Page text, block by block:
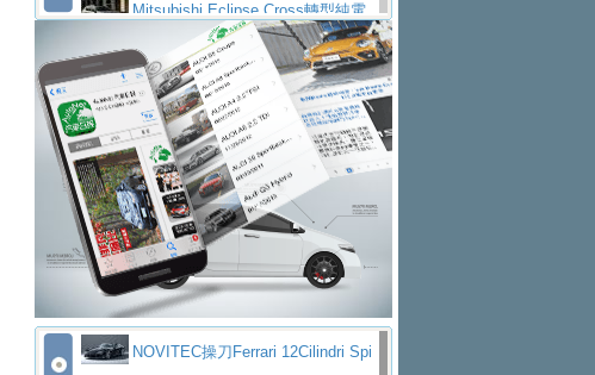
ntis四品牌經銷權，全新多品牌旗艦展示中
心開幕啟用
屏東特搜大隊再添新利器 SITRAK
救助器材車買氣不衰、SUZUKI經銷商勇於開啟
全新大店，新北都鈴木占地500坪土城旗艦
展示中心開幕
2025第七屆ISUZU運轉職人挑戰賽
熱血登場 展現極致車技與專業職人精神
H2GP世界總決賽圓滿落幕 台灣團
隊表現精彩淨零減碳指標性應用 純電動水泥預
拌車 消防車除了滅火裝備還需要什麼？
一探SITRAK “準” 消防車的究竟
大益金龍初試啼聲，汽柴油5噸貨車
不是對手正宗年鑑2025年全球自動車年鑑1月
下旬問世！2024第六屆ISUZU運轉職人挑戰賽
付至少得等一年以上
Mitsubishi Eclipse Cross轉型純電
休旅 87kWh電池續航超過600公里
全新BMW 318i Touring豪華旅行車
全台限量200台 進化現型
不等零關稅的紅利，Jeep品牌今日
起展開首批車交車
Volvo EX60 即將叩關，靜肅性、底
盤與數位介面搶先揭露
Audi Q9 將於 2026 年底上市 旗艦
大型 SUV 鎖定七人座豪華市場
BMW攜手漫威電影【蜘蛛人：重生
日】 Skoda 發表全新 Peaq 內裝：七人
座純電旗艦 SUV，行李廂最大可達 935 公
升
全新純電 Mercedes-Benz C 400 4
MATIC Electric 登場
奢華與科技大躍進，MAZDA全新3
NOVITEC操刀Ferrari 12Cilindri Spi